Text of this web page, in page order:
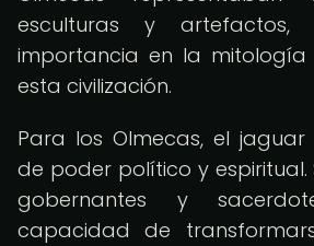
esculturas y artefactos,
importancia en la
esta civilización.
Para los Olmecas, el
de poder político y espiritual.
gobernantes y
capacidad de